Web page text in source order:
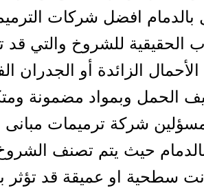
افضل شركات
الحقيقية للشروخ والتي
الأحمال الزائدة أو الجدران
الحمل وبمواد مضمونة
شركة ترميمات مبانى
حيث يتم تصنف
سطحية او عميقة قد